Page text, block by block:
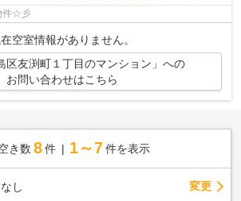
件☆彡
空室情報がありません。
区友渕町１丁目のマンション」への
お問い合わせはこちら
き数 8 件 1～7 件を表示
なし 変更